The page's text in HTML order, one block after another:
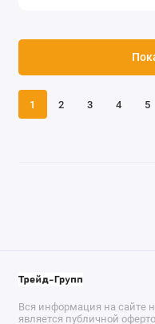
1 2 3 4 5
Вся информация на сайте
является публичной